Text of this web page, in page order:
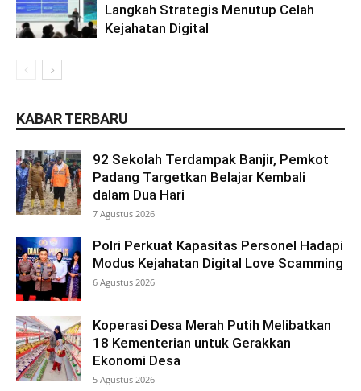
Langkah Strategis Menutup Celah
Kejahatan Digital
KABAR TERBARU
92 Sekolah Terdampak Banjir, Pemkot
Padang Targetkan Belajar Kembali
dalam Dua Hari
7 Agustus 2026
Polri Perkuat Kapasitas Personel Hadapi
Modus Kejahatan Digital Love Scamming
6 Agustus 2026
Koperasi Desa Merah Putih Melibatkan
18 Kementerian untuk Gerakkan
Ekonomi Desa
5 Agustus 2026